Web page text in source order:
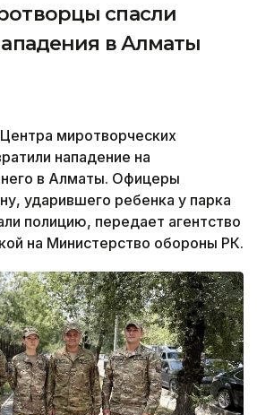
спасли
в Алматы
миротворческих
нападение на
в Алматы. Офицеры
ударившего ребенка у парка
полицию, передает агентство
на Министерство обороны РК.